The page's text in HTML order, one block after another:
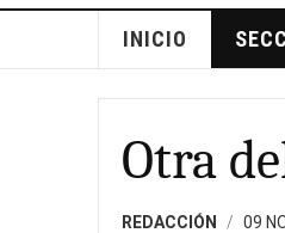
INICIO
Otra
REDACCIÓN 09